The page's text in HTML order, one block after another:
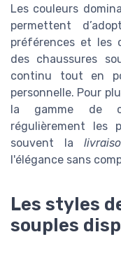
Les couleurs
permettent
préférences et les
des chaussures
continu tout en
personnelle. Pour
la gamme de
régulièrement les
souvent la
l'élégance sans
Les styles
souples